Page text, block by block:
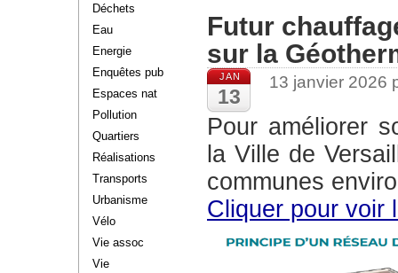
Déchets
Eau
Energie
Enquêtes pub
Espaces nat
Pollution
Quartiers
Réalisations
Transports
Urbanisme
Vélo
Vie assoc
Vie
Futur
sur la
JAN
13
13 janvier
Pour améliorer son bilan en énergie renouvelable,
la Ville de
communes
Cliquer pour voir